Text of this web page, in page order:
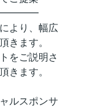
より、幅広
きます。
をご説明さ
きます。
ルスポンサ